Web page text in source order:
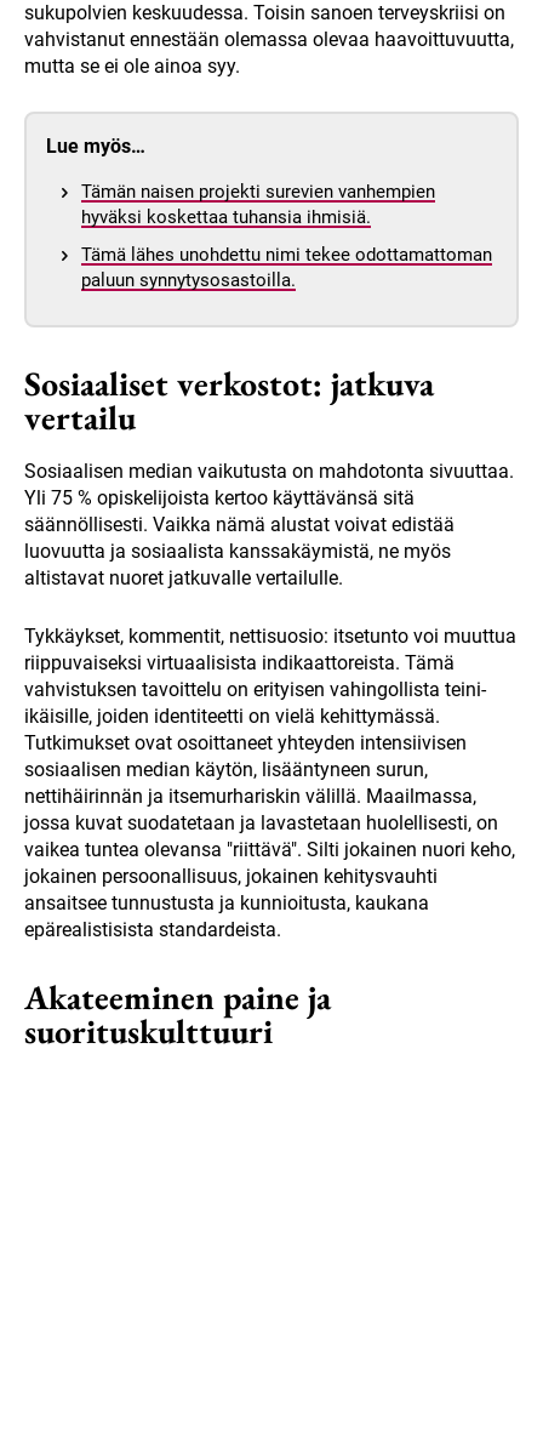
sukupolvien keskuudessa. Toisin sanoen terveyskriisi on
vahvistanut ennestään olemassa olevaa haavoittuvuutta,
mutta se ei ole ainoa syy.
Lue myös…
Tämän naisen projekti surevien vanhempien
hyväksi koskettaa tuhansia ihmisiä.
Tämä lähes unohdettu nimi tekee odottamattoman
paluun synnytysosastoilla.
Sosiaaliset verkostot: jatkuva
vertailu
Sosiaalisen median vaikutusta on mahdotonta sivuuttaa.
Yli 75 % opiskelijoista kertoo käyttävänsä sitä
säännöllisesti. Vaikka nämä alustat voivat edistää
luovuutta ja sosiaalista kanssakäymistä, ne myös
altistavat nuoret jatkuvalle vertailulle.
Tykkäykset, kommentit, nettisuosio: itsetunto voi muuttua
riippuvaiseksi virtuaalisista indikaattoreista. Tämä
vahvistuksen tavoittelu on erityisen vahingollista teini-
ikäisille, joiden identiteetti on vielä kehittymässä.
Tutkimukset ovat osoittaneet yhteyden intensiivisen
sosiaalisen median käytön, lisääntyneen surun,
nettihäirinnän ja itsemurhariskin välillä. Maailmassa,
jossa kuvat suodatetaan ja lavastetaan huolellisesti, on
vaikea tuntea olevansa "riittävä". Silti jokainen nuori keho,
jokainen persoonallisuus, jokainen kehitysvauhti
ansaitsee tunnustusta ja kunnioitusta, kaukana
epärealistisista standardeista.
Akateeminen paine ja
suorituskulttuuri